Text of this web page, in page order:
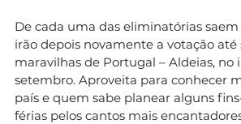
De cada uma das eliminatórias
irão depois novamente a votação até
maravilhas de Portugal – Aldeias, no
setembro. Aproveita para conhecer
país e quem sabe planear alguns
férias pelos cantos mais